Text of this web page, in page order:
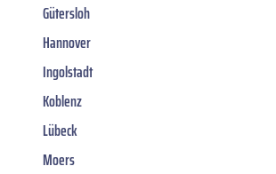
Gütersloh
Hannover
Ingolstadt
Koblenz
Lübeck
Moers